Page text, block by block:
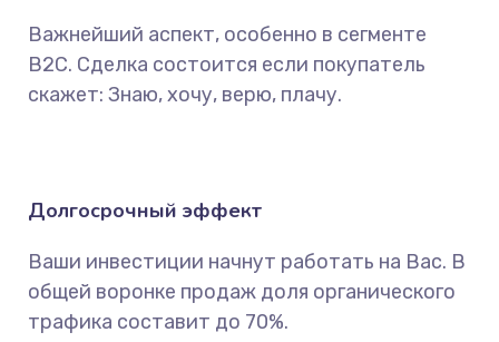
Важнейший аспект, особенно в сегменте
B2C. Сделка состоится если покупатель
скажет: Знаю, хочу, верю, плачу.
Долгосрочный эффект
Ваши инвестиции начнут работать на Вас. В
общей воронке продаж доля органического
трафика составит до 70%.